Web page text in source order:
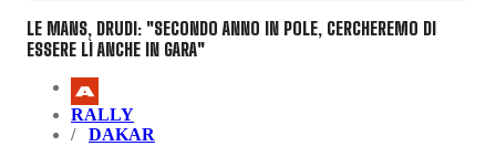
LE MANS, DRUDI: "SECONDO ANNO IN POLE, CERCHEREMO DI
ESSERE LÌ ANCHE IN GARA"
RALLY
DAKAR